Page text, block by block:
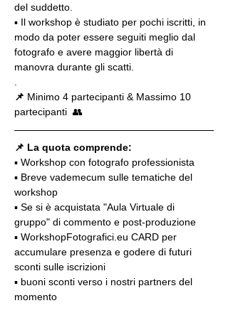
del suddetto.
▪️ Il workshop è studiato per pochi iscritti, in
modo da poter essere seguiti meglio dal
fotografo e avere maggior libertà di
manovra durante gli scatti.
📌 Minimo 4 partecipanti & Massimo 10
partecipanti  👥
📌 La quota comprende:
▪️ Workshop con fotografo professionista
▪️ Breve vademecum sulle tematiche del
workshop
▪️ Se si è acquistata "Aula Virtuale di
gruppo" di commento e post-produzione
▪️ WorkshopFotografici.eu CARD per
accumulare presenza e godere di futuri
sconti sulle iscrizioni
▪️ buoni sconti verso i nostri partners del
momento